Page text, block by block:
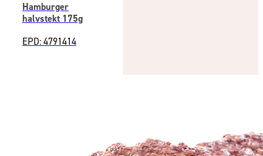
Hamburger
halvstekt 175g
EPD: 4791414